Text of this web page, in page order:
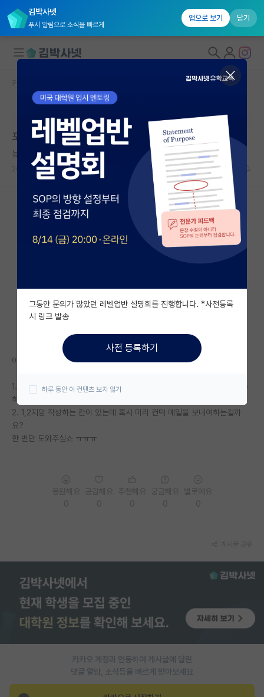
김박사넷
푸시 알림으로 소식을 빠르게
앱으로 보기 닫기
대학원생 모집
국내대학원 정보
연구실&오픈랩
커뮤니티
커뮤니티 홈
전체글보기
베스트 게시판
자유 게시판(아무개랩)
미국 유학 게시판
미국 대학원 합격 후기 게시판
대학원생 모집 게시판
연구실(PI) 홍보 게시판
반도체/AI 게시판
학술 정보 게시판
홍보 게시판
커뮤니티 홈
본문이 수정되지 않는 박제글입니다.
포스텍 하계인턴 지원시
능글맞은 장자크 루소
2026.05.23 0 542
이번에 지원해보려고 하는데 궁금한게 있어서요..
1. 자기소개서랑 연구계획같은거 양식이 다 영어인데 전부 영어로 작성해야
하나요?
2. 1,2지망 작성하는 칸이 있는데 혹시 미리 컨텍 메일을 보내여하는걸까
요?
한 번만 도와주십쇼 ㅠㅠㅠ
카카오 계정과 연동하여 게시글에 달린
댓글 알람, 소식등을 빠르게 받아보세요
그동안 문의가 많았던 레벨업반 설명회를 진행합니다. *사전등록
시 링크 발송
사전 등록하기
하루 동안 이 컨텐츠 보지 않기